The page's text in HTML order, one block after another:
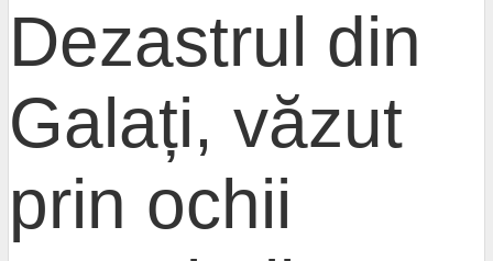
Dezastrul din
Galați, văzut
prin ochii